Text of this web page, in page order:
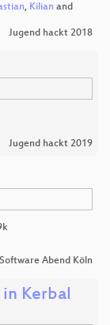
, Kilian and
Jugend hackt 2018
Jugend hackt 2019
Abend Köln
Kerbal